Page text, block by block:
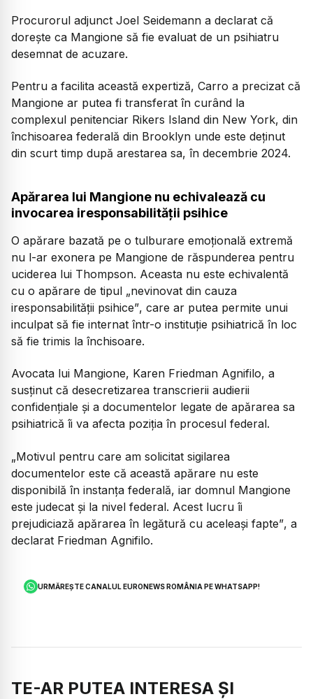
Procurorul adjunct Joel Seidemann a declarat că
dorește ca Mangione să fie evaluat de un psihiatru
desemnat de acuzare.
Pentru a facilita această expertiză, Carro a precizat că
Mangione ar putea fi transferat în curând la
complexul penitenciar Rikers Island din New York, din
închisoarea federală din Brooklyn unde este deținut
din scurt timp după arestarea sa, în decembrie 2024.
Apărarea lui Mangione nu echivalează cu
invocarea iresponsabilității psihice
O apărare bazată pe o tulburare emoțională extremă
nu l-ar exonera pe Mangione de răspunderea pentru
uciderea lui Thompson. Aceasta nu este echivalentă
cu o apărare de tipul „nevinovat din cauza
iresponsabilității psihice”, care ar putea permite unui
inculpat să fie internat într-o instituție psihiatrică în loc
să fie trimis la închisoare.
Avocata lui Mangione, Karen Friedman Agnifilo, a
susținut că desecretizarea transcrierii audierii
confidențiale și a documentelor legate de apărarea sa
psihiatrică îi va afecta poziția în procesul federal.
„Motivul pentru care am solicitat sigilarea
documentelor este că această apărare nu este
disponibilă în instanța federală, iar domnul Mangione
este judecat și la nivel federal. Acest lucru îi
prejudiciază apărarea în legătură cu aceleași fapte”, a
declarat Friedman Agnifilo.
URMĂREȘTE CANALUL EURONEWS ROMÂNIA PE WHATSAPP!
TE-AR PUTEA INTERESA ȘI